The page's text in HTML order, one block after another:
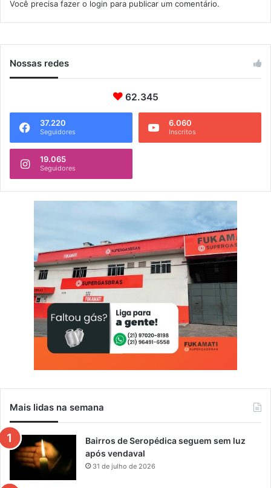
rd
e
f
e
u
Você precisa fazer o login para publicar um comentário.
Nossas redes
62.345
37.220
Seguidores
6.060
Inscritos
19.065
Seguidores
Mais lidas na semana
Bairros de Seropédica seguem sem luz
após vendaval
31 de julho de 2026